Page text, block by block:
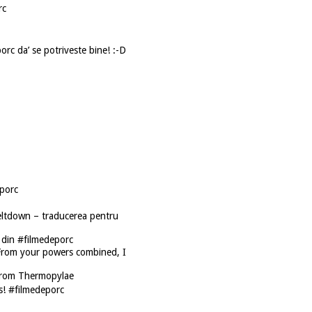
da’ se potriveste bine! :-D
– traducerea pentru
#filmedeporc
your powers combined, I
Thermopylae
#filmedeporc